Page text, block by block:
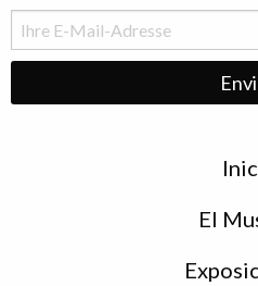
El